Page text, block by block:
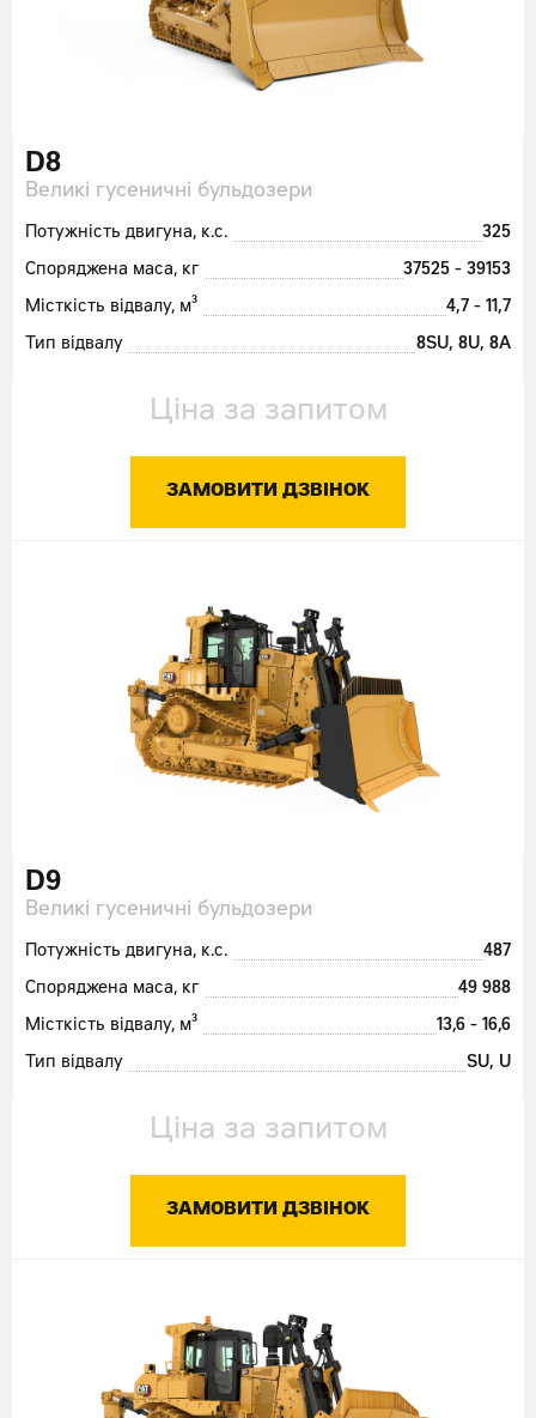
D8
Великі гусеничні бульдозери
Потужність двигуна, к.с. 325
Споряджена маса, кг 37525 - 39153
Місткість відвалу, м³ 4,7 - 11,7
Тип відвалу 8SU, 8U, 8A
Ціна за запитом
ЗАМОВИТИ ДЗВІНОК
D9
Великі гусеничні бульдозери
Потужність двигуна, к.с. 487
Споряджена маса, кг 49 988
Місткість відвалу, м³ 13,6 - 16,6
Тип відвалу SU, U
Ціна за запитом
ЗАМОВИТИ ДЗВІНОК